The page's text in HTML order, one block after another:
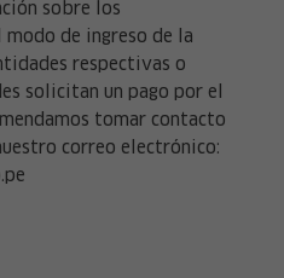
sobre los
de ingreso de la
respectivas o
solicitan un pago por el
tomar contacto
correo electrónico: